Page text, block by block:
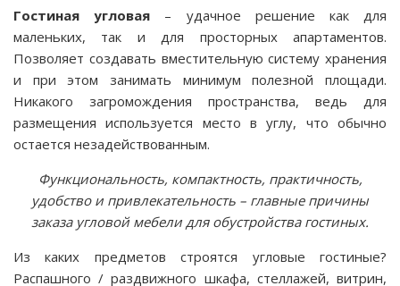
Гостиная угловая – удачное решение как для
маленьких, так и для просторных апартаментов.
Позволяет создавать вместительную систему хранения
и при этом занимать минимум полезной площади.
Никакого загромождения пространства, ведь для
размещения используется место в углу, что обычно
остается незадействованным.
Функциональность, компактность, практичность,
удобство и привлекательность – главные причины
заказа угловой мебели для обустройства гостиных.
Из каких предметов строятся угловые гостиные?
Распашного / раздвижного шкафа, стеллажей, витрин,